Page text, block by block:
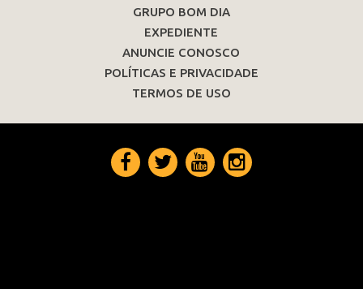
GRUPO BOM DIA
EXPEDIENTE
ANUNCIE CONOSCO
POLÍTICAS E PRIVACIDADE
TERMOS DE USO